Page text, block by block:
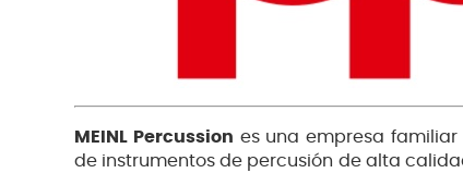
MEINL Percussion es una empresa
de instrumentos de percusión de alta